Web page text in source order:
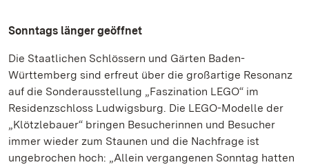
Sonntags länger geöffnet
Die Staatlichen Schlössern und Gärten Baden-
Württemberg sind erfreut über die großartige Resonanz
auf die Sonderausstellung „Faszination LEGO“ im
Residenzschloss Ludwigsburg. Die LEGO-Modelle der
„Klötzlebauer“ bringen Besucherinnen und Besucher
immer wieder zum Staunen und die Nachfrage ist
ungebrochen hoch: „Allein vergangenen Sonntag hatten